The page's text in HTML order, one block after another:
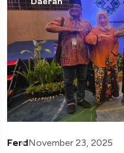
FerdNovember 23, 2025